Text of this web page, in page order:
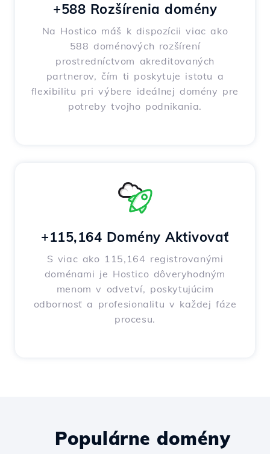
+588 Rozšírenia domény
Na Hostico máš k dispozícii viac ako
588 doménových rozšírení
prostredníctvom akreditovaných
partnerov, čím ti poskytuje istotu a
flexibilitu pri výbere ideálnej domény pre
potreby tvojho podnikania.
+115,164 Domény Aktivovať
S viac ako 115,164 registrovanými
doménami je Hostico dôveryhodným
menom v odvetví, poskytujúcim
odbornosť a profesionalitu v každej fáze
procesu.
Populárne domény